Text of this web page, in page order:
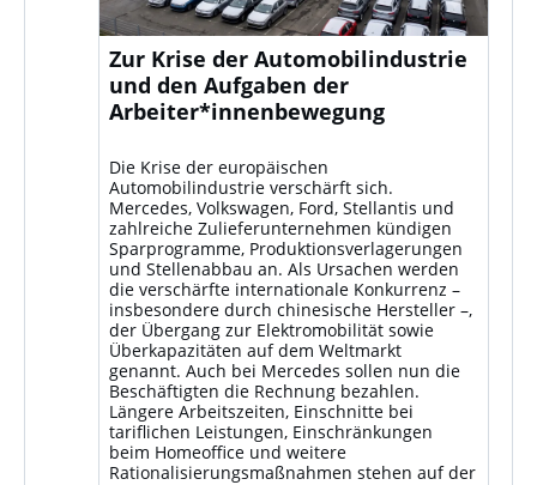
Zur Krise der Automobilindustrie
und den Aufgaben der
Arbeiter*innenbewegung
Die Krise der europäischen
Automobilindustrie verschärft sich.
Mercedes, Volkswagen, Ford, Stellantis und
zahlreiche Zulieferunternehmen kündigen
Sparprogramme, Produktionsverlagerungen
und Stellenabbau an. Als Ursachen werden
die verschärfte internationale Konkurrenz –
insbesondere durch chinesische Hersteller –,
der Übergang zur Elektromobilität sowie
Überkapazitäten auf dem Weltmarkt
genannt. Auch bei Mercedes sollen nun die
Beschäftigten die Rechnung bezahlen.
Längere Arbeitszeiten, Einschnitte bei
tariflichen Leistungen, Einschränkungen
beim Homeoffice und weitere
Rationalisierungsmaßnahmen stehen auf der